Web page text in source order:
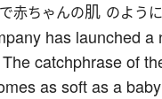
赤ちゃんの肌 のよう
has launched
catchphrase of
as soft as a